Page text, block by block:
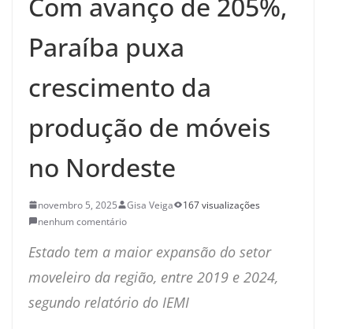
Paraíba puxa
crescimento da
produção de móveis
no Nordeste
novembro 5, 2025 Gisa Veiga
167 visualizações
nenhum comentário
Estado tem a maior expansão do setor
moveleiro da região, entre 2019 e 2024,
segundo relatório do IEMI